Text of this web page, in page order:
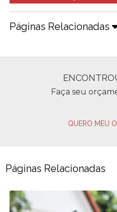
Páginas Relacionadas
Faça seu
QUERO MEU
Páginas Relacionadas